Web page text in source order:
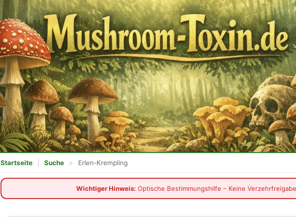
Startseite Suche > Erlen-Krempling
Wichtiger Hinweis: Optische Bestimmungshilfe – Keine